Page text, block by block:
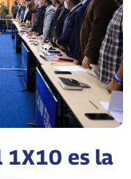
1X10 es la